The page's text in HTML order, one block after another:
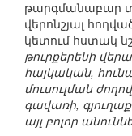
թարգմանաբար
վերոնշյալ
կետում հստակ
թուրքերենի
հայկական,
մուսուլման
գավառի,
այլ բոլոր